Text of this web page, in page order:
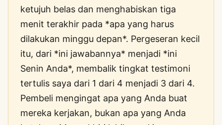
ketujuh belas dan menghabiskan tiga
menit terakhir pada *apa yang harus
dilakukan minggu depan*. Pergeseran kecil
itu, dari *ini jawabannya* menjadi *ini
Senin Anda*, membalik tingkat testimoni
tertulis saya dari 1 dari 4 menjadi 3 dari 4.
Pembeli mengingat apa yang Anda buat
mereka kerjakan, bukan apa yang Anda